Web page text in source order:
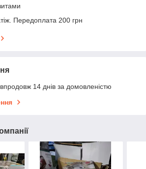
Передоплата 200 грн
14 днів за домовленістю